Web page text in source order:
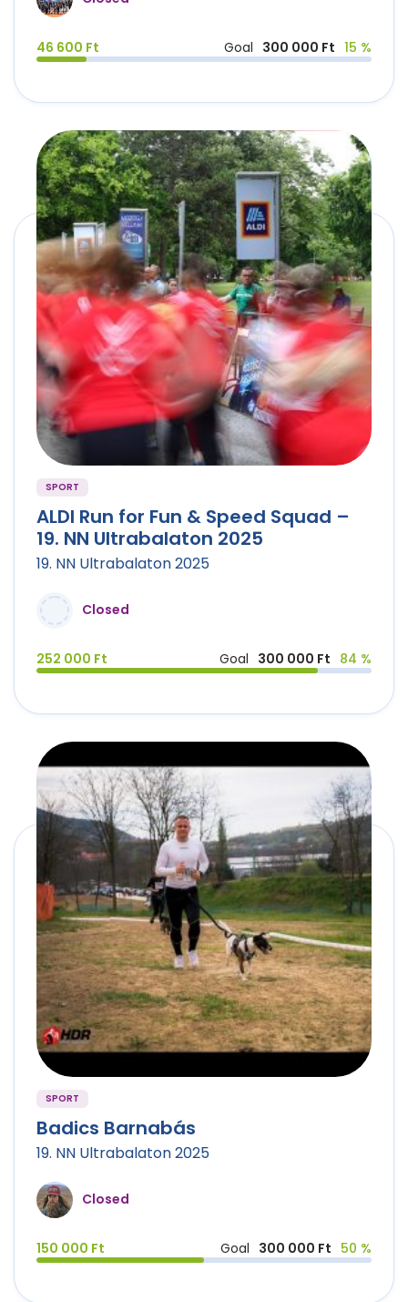
46 600 Ft Goal 300 000 Ft 15 %
SPORT
ALDI Run for Fun & Speed Squad –
19. NN Ultrabalaton 2025
19. NN Ultrabalaton 2025
Closed
252 000 Ft Goal 300 000 Ft 84 %
SPORT
Badics Barnabás
19. NN Ultrabalaton 2025
Closed
150 000 Ft Goal 300 000 Ft 50 %